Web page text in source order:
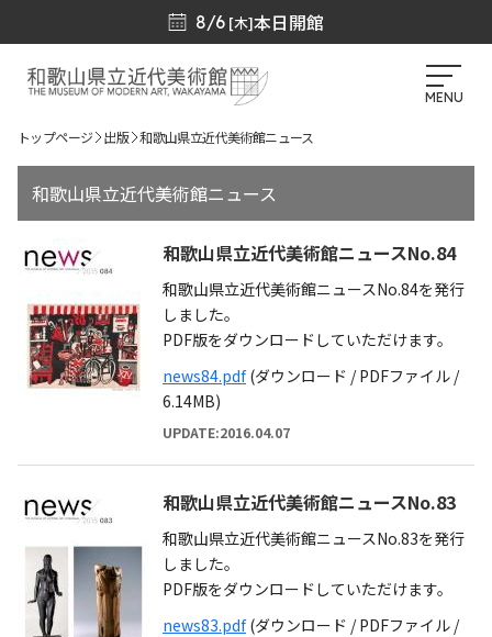
8/6 [木]本日開館
MENU
トップページ 出版 和歌山県立近代美術館ニュース
和歌山県立近代美術館ニュース
和歌山県立近代美術館ニュースNo.84
和歌山県立近代美術館ニュースNo.84を発行
しました。
PDF版をダウンロードしていただけます。
news84.pdf(ダウンロード / PDFファイル /
6.14MB)
UPDATE:2016.04.07
和歌山県立近代美術館ニュースNo.83
和歌山県立近代美術館ニュースNo.83を発行
しました。
PDF版をダウンロードしていただけます。
news83.pdf(ダウンロード / PDFファイル /